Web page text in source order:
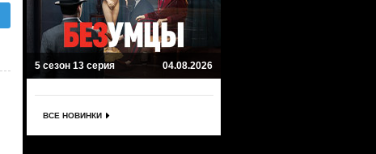
5 сезон 13 серия 04.08.2026
ВСЕ НОВИНКИ